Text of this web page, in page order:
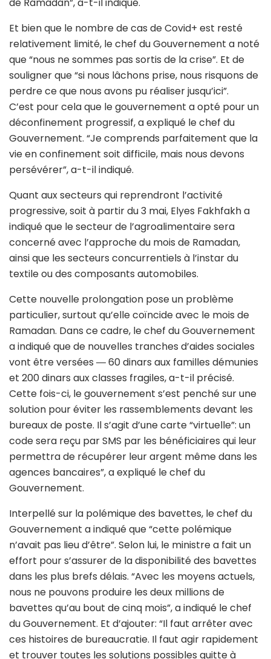
Et bien que le nombre de cas de Covid+ est resté
relativement limité, le chef du Gouvernement a noté
que “nous ne sommes pas sortis de la crise”. Et de
souligner que “si nous lâchons prise, nous risquons de
perdre ce que nous avons pu réaliser jusqu’ici”.
C’est pour cela que le gouvernement a opté pour un
déconfinement progressif, a expliqué le chef du
Gouvernement. “Je comprends parfaitement que la
vie en confinement soit difficile, mais nous devons
persévérer”, a-t-il indiqué.
Quant aux secteurs qui reprendront l’activité
progressive, soit à partir du 3 mai, Elyes Fakhfakh a
indiqué que le secteur de l’agroalimentaire sera
concerné avec l’approche du mois de Ramadan,
ainsi que les secteurs concurrentiels à l’instar du
textile ou des composants automobiles.
Cette nouvelle prolongation pose un problème
particulier, surtout qu’elle coïncide avec le mois de
Ramadan. Dans ce cadre, le chef du Gouvernement
a indiqué que de nouvelles tranches d’aides sociales
vont être versées ― 60 dinars aux familles démunies
et 200 dinars aux classes fragiles, a-t-il précisé.
Cette fois-ci, le gouvernement s’est penché sur une
solution pour éviter les rassemblements devant les
bureaux de poste. Il s’agit d’une carte “virtuelle”: un
code sera reçu par SMS par les bénéficiaires qui leur
permettra de récupérer leur argent même dans les
agences bancaires”, a expliqué le chef du
Gouvernement.
Interpellé sur la polémique des bavettes, le chef du
Gouvernement a indiqué que “cette polémique
n’avait pas lieu d’être”. Selon lui, le ministre a fait un
effort pour s’assurer de la disponibilité des bavettes
dans les plus brefs délais. “Avec les moyens actuels,
nous ne pouvons produire les deux millions de
bavettes qu’au bout de cinq mois”, a indiqué le chef
du Gouvernement. Et d’ajouter: “Il faut arrêter avec
ces histoires de bureaucratie. Il faut agir rapidement
et trouver toutes les solutions possibles quitte à